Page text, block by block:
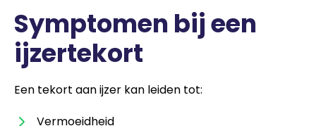
Symptomen bij een
ijzertekort
Een tekort aan ijzer kan leiden tot:
Vermoeidheid